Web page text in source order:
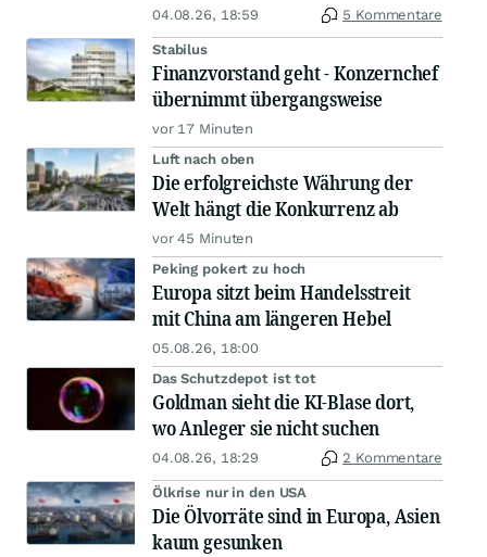
04.08.26, 18:59 5 Kommentare
Stabilus
Finanzvorstand geht - Konzernchef
übernimmt übergangsweise
vor 17 Minuten
Luft nach oben
Die erfolgreichste Währung der
Welt hängt die Konkurrenz ab
vor 45 Minuten
Peking pokert zu hoch
Europa sitzt beim Handelsstreit
mit China am längeren Hebel
05.08.26, 18:00
Das Schutzdepot ist tot
Goldman sieht die KI-Blase dort,
wo Anleger sie nicht suchen
04.08.26, 18:29 2 Kommentare
Ölkrise nur in den USA
Die Ölvorräte sind in Europa, Asien
kaum gesunken